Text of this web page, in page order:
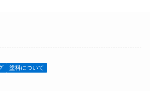
塗料について